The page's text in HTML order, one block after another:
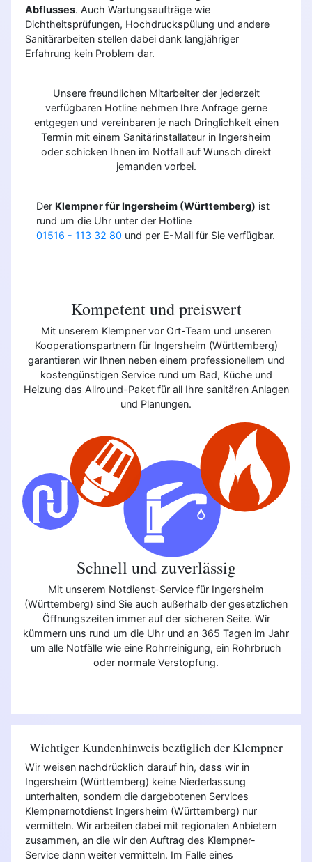
Abflusses. Auch Wartungsaufträge wie
Dichtheitsprüfungen, Hochdruckspülung und andere
Sanitärarbeiten stellen dabei dank langjähriger
Erfahrung kein Problem dar.
Unsere freundlichen Mitarbeiter der jederzeit
verfügbaren Hotline nehmen Ihre Anfrage gerne
entgegen und vereinbaren je nach Dringlichkeit einen
Termin mit einem Sanitärinstallateur in Ingersheim
oder schicken Ihnen im Notfall auf Wunsch direkt
jemanden vorbei.
Der Klempner für Ingersheim (Württemberg) ist
rund um die Uhr unter der Hotline
01516 - 113 32 80 und per E-Mail für Sie verfügbar.
Kompetent und preiswert
Mit unserem Klempner vor Ort-Team und unseren
Kooperationspartnern für Ingersheim (Württemberg)
garantieren wir Ihnen neben einem professionellem und
kostengünstigen Service rund um Bad, Küche und
Heizung das Allround-Paket für all Ihre sanitären Anlagen
und Planungen.
Schnell und zuverlässig
Mit unserem Notdienst-Service für Ingersheim
(Württemberg) sind Sie auch außerhalb der gesetzlichen
Öffnungszeiten immer auf der sicheren Seite. Wir
kümmern uns rund um die Uhr und an 365 Tagen im Jahr
um alle Notfälle wie eine Rohrreinigung, ein Rohrbruch
oder normale Verstopfung.
Wichtiger Kundenhinweis bezüglich der Klempner
Wir weisen nachdrücklich darauf hin, dass wir in
Ingersheim (Württemberg) keine Niederlassung
unterhalten, sondern die dargebotenen Services
Klempnernotdienst Ingersheim (Württemberg) nur
vermitteln. Wir arbeiten dabei mit regionalen Anbietern
zusammen, an die wir den Auftrag des Klempner-
Service dann weiter vermitteln. Im Falle eines